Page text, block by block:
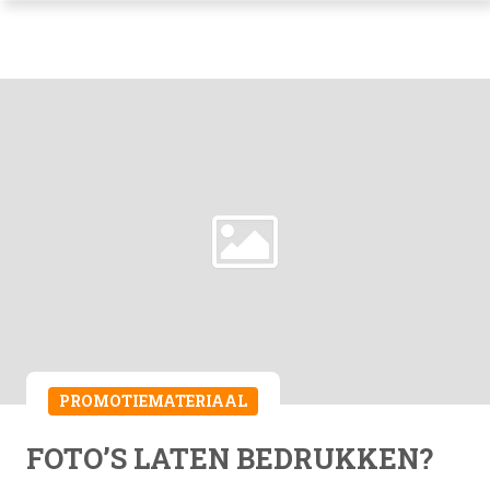
PROMOTIEMATERIAAL
FOTO’S LATEN BEDRUKKEN?